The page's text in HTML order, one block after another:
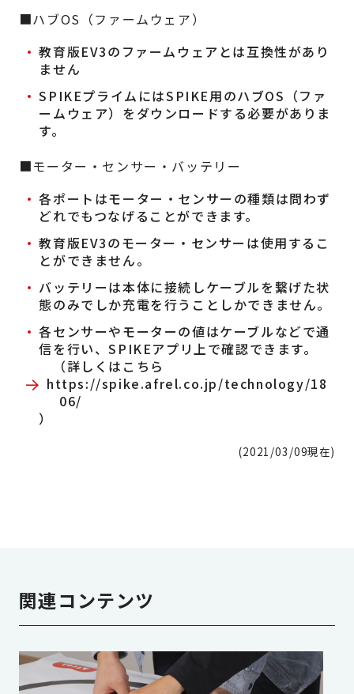
■ハブOS（ファームウェア）
教育版EV3のファームウェアとは互換性があり
ません
SPIKEプライムにはSPIKE用のハブOS（ファ
ームウェア）をダウンロードする必要がありま
す。
■モーター・センサー・バッテリー
各ポートはモーター・センサーの種類は問わず
どれでもつなげることができます。
教育版EV3のモーター・センサーは使用するこ
とができません。
バッテリーは本体に接続しケーブルを繋げた状
態のみでしか充電を行うことしかできません。
各センサーやモーターの値はケーブルなどで通
信を行い、SPIKEアプリ上で確認できます。
（詳しくはこちら
https://spike.afrel.co.jp/technology/18
06/
）
(2021/03/09現在)
関連コンテンツ